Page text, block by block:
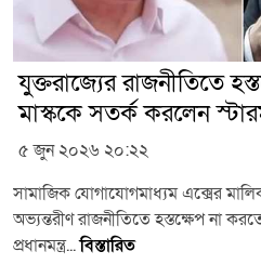
যুক্তরাজ্যের রাজনীতিতে
মাস্ককে সতর্ক করলেন
৫ জুন ২০২৬ ২০:২২
সামাজিক যোগাযোগমাধ্যম এক্সের
অভ্যন্তরীণ রাজনীতিতে হস্তক্ষেপ না
প্রধানমন্ত্র...বিস্তারিত